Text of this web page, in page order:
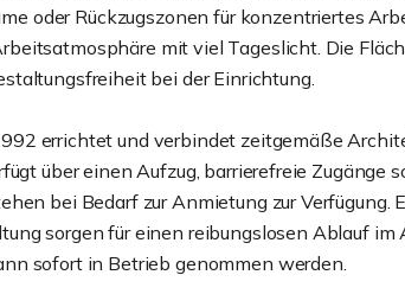
oder Rückzugszonen für konzentriertes
mit viel Tageslicht. Die
bei der Einrichtung.
errichtet und verbindet zeitgemäße
über einen Aufzug, barrierefreie Zugänge
bei Bedarf zur Anmietung zur Verfügung.
sorgen für einen reibungslosen Ablauf
sofort in Betrieb genommen werden.